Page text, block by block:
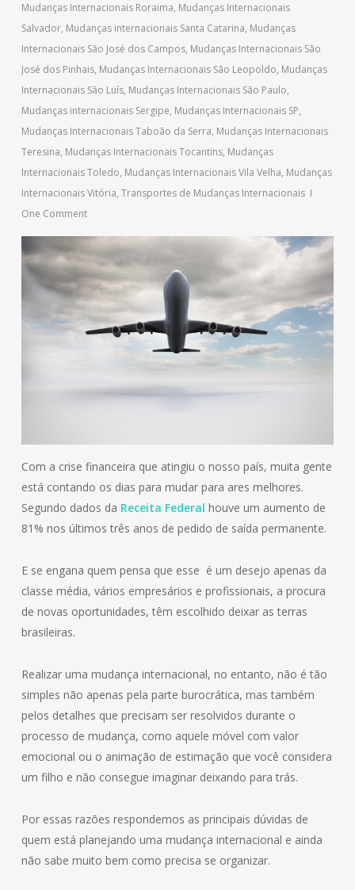
Mudanças Internacionais Roraima, Mudanças Internacionais
Salvador, Mudanças internacionais Santa Catarina, Mudanças
Internacionais São José dos Campos, Mudanças Internacionais São
José dos Pinhais, Mudanças Internacionais São Leopoldo, Mudanças
Internacionais São Luís, Mudanças Internacionais São Paulo,
Mudanças internacionais Sergipe, Mudanças Internacionais SP,
Mudanças Internacionais Taboão da Serra, Mudanças Internacionais
Teresina, Mudanças Internacionais Tocantins, Mudanças
Internacionais Toledo, Mudanças Internacionais Vila Velha, Mudanças
Internacionais Vitória, Transportes de Mudanças Internacionais
One Comment
Com a crise financeira que atingiu o nosso país, muita gente
está contando os dias para mudar para ares melhores.
Segundo dados da Receita Federal houve um aumento de
81% nos últimos três anos de pedido de saída permanente.
E se engana quem pensa que esse é um desejo apenas da
classe média, vários empresários e profissionais, a procura
de novas oportunidades, têm escolhido deixar as terras
brasileiras.
Realizar uma mudança internacional, no entanto, não é tão
simples não apenas pela parte burocrática, mas também
pelos detalhes que precisam ser resolvidos durante o
processo de mudança, como aquele móvel com valor
emocional ou o animação de estimação que você considera
um filho e não consegue imaginar deixando para trás.
Por essas razões respondemos as principais dúvidas de
quem está planejando uma mudança internacional e ainda
não sabe muito bem como precisa se organizar.